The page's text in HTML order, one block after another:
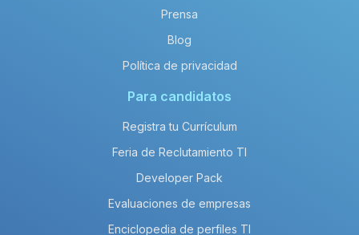
Prensa
Blog
Política de privacidad
Para candidatos
Registra tu Currículum
Feria de Reclutamiento TI
Developer Pack
Evaluaciones de empresas
Enciclopedia de perfiles TI